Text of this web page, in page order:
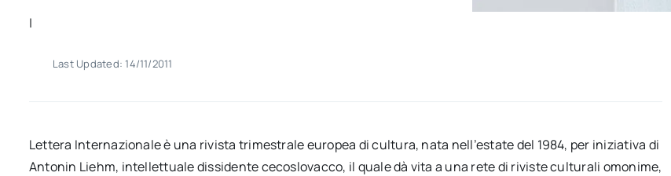
|
Last Updated: 14/11/2011
Lettera Internazionale è una rivista trimestrale europea di cultura, nata nell’estate del 1984, per iniziativa di
Antonin Liehm, intellettuale dissidente cecoslovacco, il quale dà vita a una rete di riviste culturali omonime,